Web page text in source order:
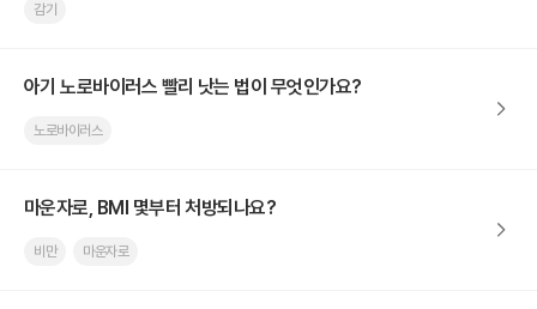
감기
아기 노로바이러스 빨리 낫는 법이 무엇인가요?
노로바이러스
마운자로, BMI 몇부터 처방되나요?
비만 마운자로